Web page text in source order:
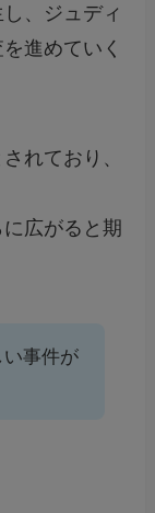
、ジュディ
進めていく
れており、
広がると期
い事件が